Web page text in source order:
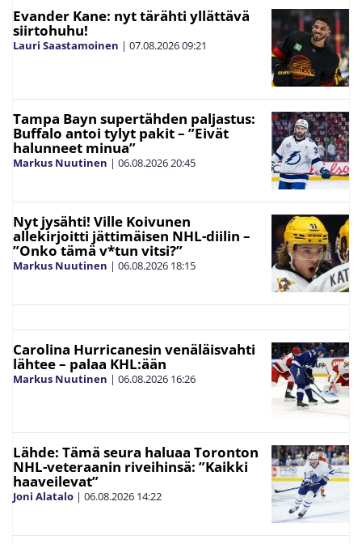
Evander Kane: nyt tärähti yllättävä
siirtohuhu!
Lauri Saastamoinen | 07.08.202609:21
Tampa Bayn supertähden paljastus:
Buffalo antoi tylyt pakit – ”Eivät
halunneet minua”
Markus Nuutinen | 06.08.202620:45
Nyt jysähti! Ville Koivunen
allekirjoitti jättimäisen NHL-diilin –
”Onko tämä v*tun vitsi?”
Markus Nuutinen | 06.08.2026 18:15
Carolina Hurricanesin venäläisvahti
lähtee – palaa KHL:ään
Markus Nuutinen | 06.08.2026 16:26
Lähde: Tämä seura haluaa Toronton
NHL-veteraanin riveihinsä: ”Kaikki
haaveilevat”
Joni Alatalo | 06.08.2026 14:22